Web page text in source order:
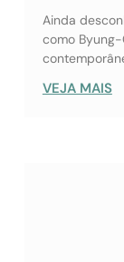
Ainda
como Byung-
VEJA MAIS